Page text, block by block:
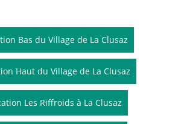
Bas du Village de La Clusaz
Haut du Village de La Clusaz
Les Riffroids à La Clusaz